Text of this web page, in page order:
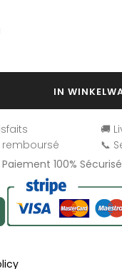
IN
🚚
📞
Paiement 100%